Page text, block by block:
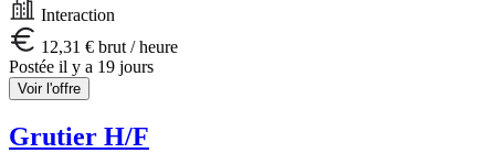
Interaction
12,31 € brut / heure
Postée il y a 19 jours
Voir l'offre
Grutier H/F